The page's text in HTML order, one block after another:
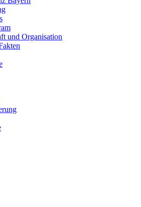
und Organisation